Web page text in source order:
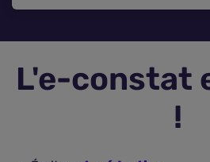
Assurance Animaux
L'e-constat
!